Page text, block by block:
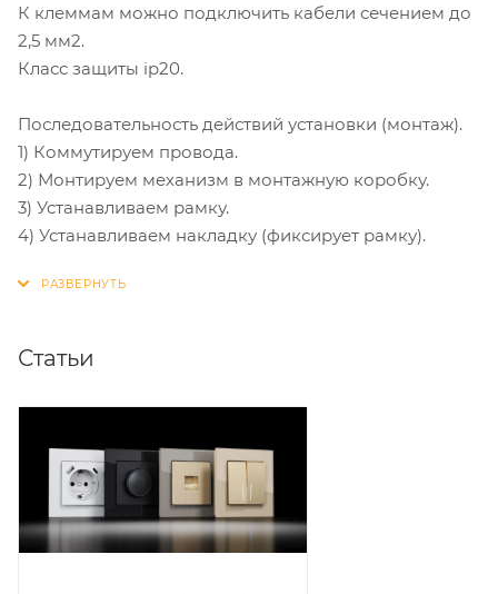
К клеммам можно подключить кабели сечением до
2,5 мм2.
Класс защиты ip20.
Последовательность действий установки (монтаж).
1) Коммутируем провода.
2) Монтируем механизм в монтажную коробку.
3) Устанавливаем рамку.
4) Устанавливаем накладку (фиксирует рамку).
Статьи